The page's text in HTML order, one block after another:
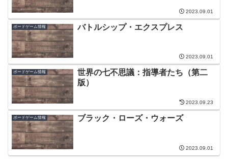
2023.09.01
ボードゲーム情報 バトルシップ・エクスプレス
2023.09.01
ボードゲーム情報
世界の七不思議：指導者たち（第二
版）
2023.09.23
ボードゲーム情報 ブラック・ローズ・ウォーズ
2023.09.01